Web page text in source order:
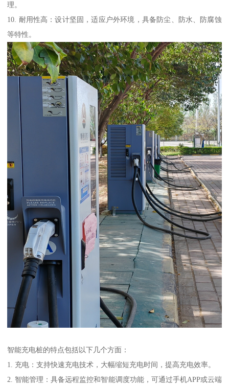
理。
10. 耐用性高：设计坚固，适应户外环境，具备防尘、防水、防腐蚀
等特性。
智能充电桩的特点包括以下几个方面：
1. 充电：支持快速充电技术，大幅缩短充电时间，提高充电效率。
2. 智能管理：具备远程监控和智能调度功能，可通过手机APP或云端